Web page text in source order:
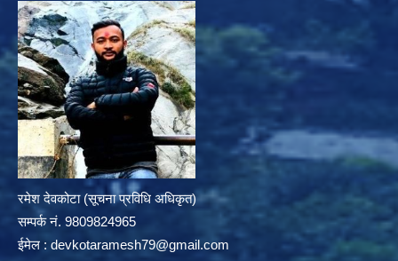
रमेश देवकोटा (सूचना प्रविधि अधिकृत)
सम्पर्क न‌ं. 9809824965
ईमेल : devkotaramesh79@gmail.com